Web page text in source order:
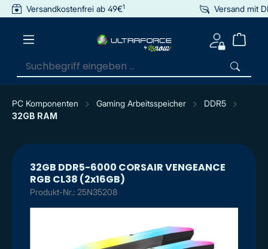
springen
Versandkostenfrei ab 49€1 Versand mit
PC Komponenten Gaming Arbeitsspeicher
DDR5
32GB RAM
32GB DDR5-6000 CORSAIR VENGEANCE
RGB CL38 (2x16GB)
Produkt-Nr.: 25N35208